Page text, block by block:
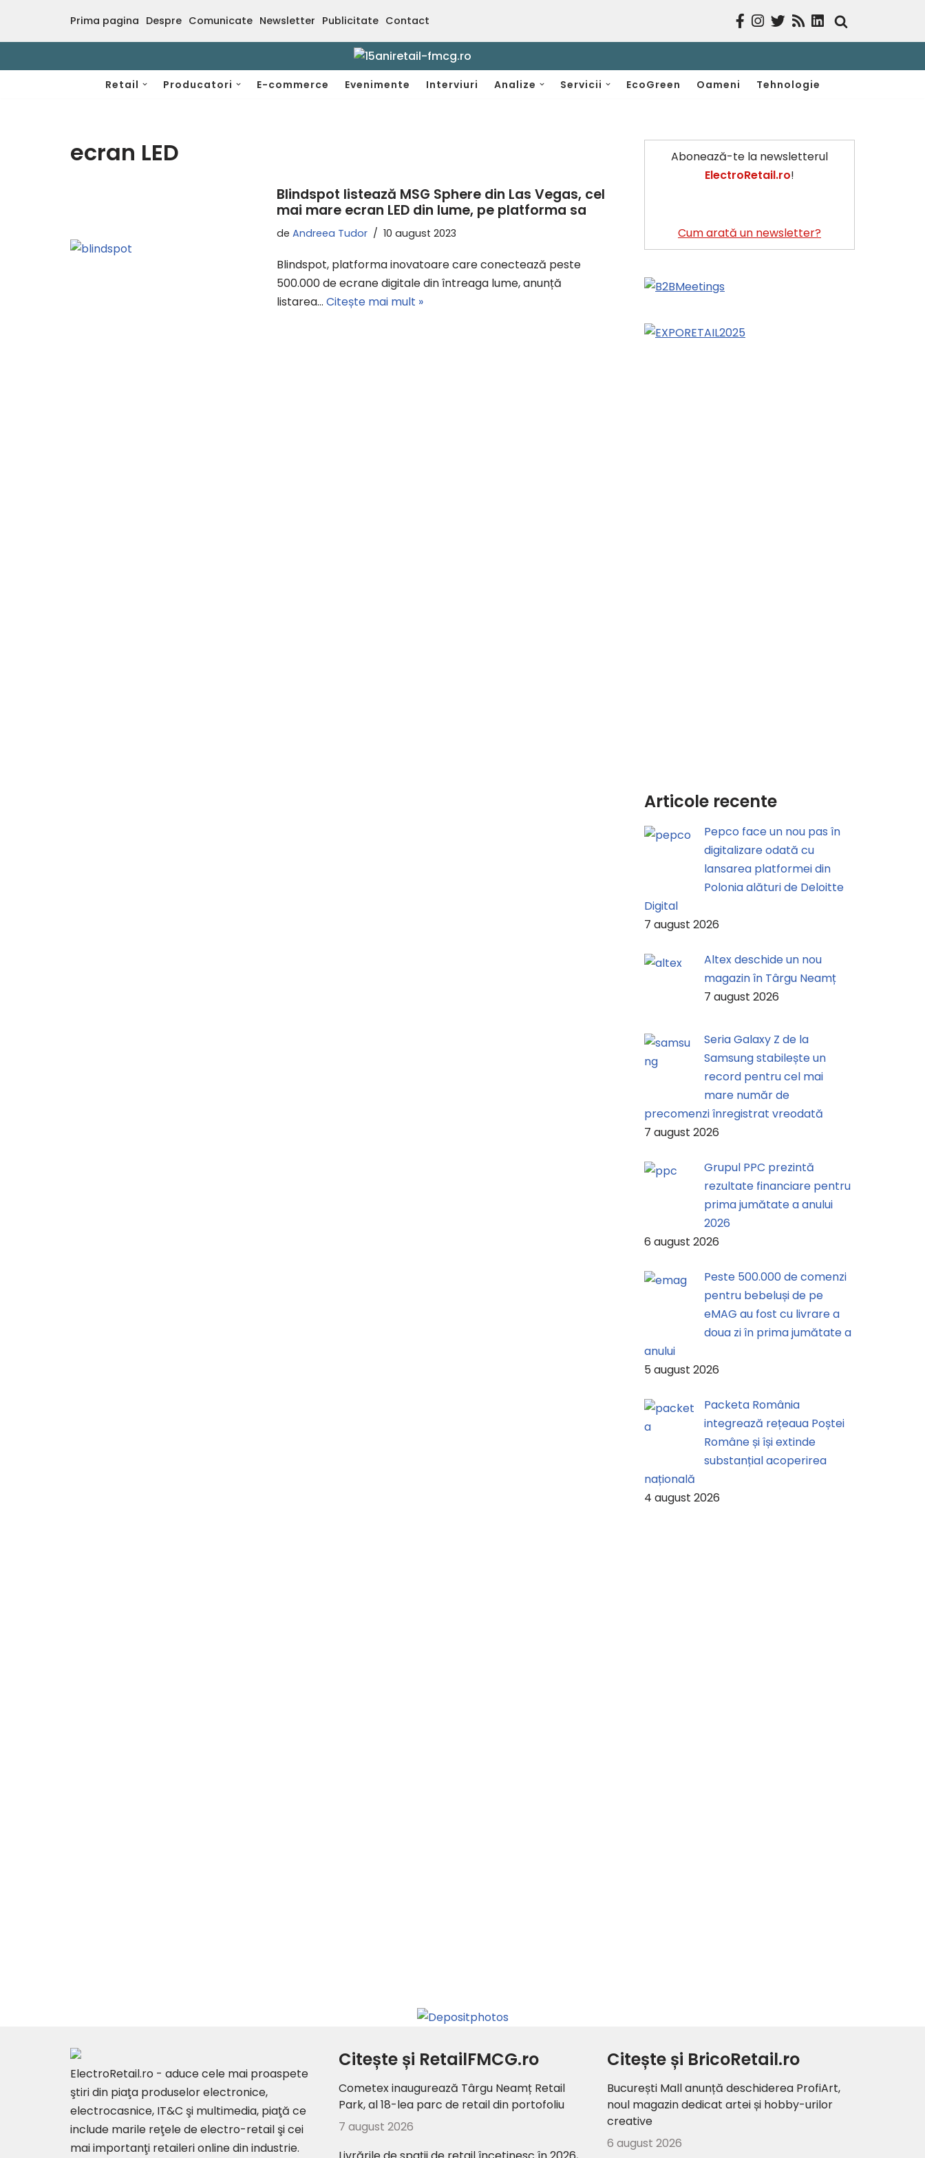
Sari
conținut
Prima pagina Despre Comunicate Newsletter Publicitate Contact
Retail Producatori E-commerce Evenimente Interviuri Analize Servicii EcoGreen Oameni Tehnologie
ecran LED
Blindspot listează MSG Sphere din Las Vegas, cel
mai mare ecran LED din lume, pe platforma sa
de Andreea Tudor 10 august 2023
Blindspot, platforma inovatoare care conectează peste
500.000 de ecrane digitale din întreaga lume, anunță
listarea… Citește mai mult »
Abonează-te la newsletterul
ElectroRetail.ro!
Cum arată un newsletter?
Articole recente
Pepco face un nou pas în
digitalizare odată cu
lansarea platformei din
Polonia alături de Deloitte
Digital
7 august 2026
Altex deschide un nou
magazin în Târgu Neamț
7 august 2026
Seria Galaxy Z de la
Samsung stabilește un
record pentru cel mai
mare număr de
precomenzi înregistrat vreodată
7 august 2026
Grupul PPC prezintă
rezultate financiare pentru
prima jumătate a anului
2026
6 august 2026
Peste 500.000 de comenzi
pentru bebeluși de pe
eMAG au fost cu livrare a
doua zi în prima jumătate a
anului
5 august 2026
Packeta România
integrează rețeaua Poștei
Române și își extinde
substanțial acoperirea
națională
4 august 2026
ElectroRetail.ro - aduce cele mai proaspete
ştiri din piaţa produselor electronice,
electrocasnice, IT&C şi multimedia, piaţă ce
include marile reţele de electro-retail şi cei
mai importanţi retaileri online din industrie.
Citește și RetailFMCG.ro
Cometex inaugurează Târgu Neamț Retail
Park, al 18-lea parc de retail din portofoliu
7 august 2026
Citește și BricoRetail.ro
București Mall anunță deschiderea ProfiArt,
noul magazin dedicat artei și hobby-urilor
creative
6 august 2026